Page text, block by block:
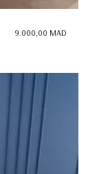
9.000,00 MAD